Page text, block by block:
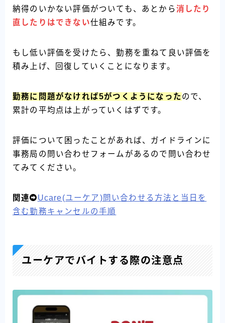
納得のいかない評価がついても、あとから消したり
直したりはできない仕組みです。
もし低い評価を受けたら、勤務を重ねて良い評価を
積み上げ、回復していくことになります。
勤務に問題がなければ5がつく ようになった ので、
累計の平均点は上がっていくはずです。
評価について困ったことがあれば、ガイドラインに
事務局の問い合わせフォームがあるので問い合わせ
てみてください。
関連
Ucare(ユーケア)問い合わせる方法と当日を
含む勤務キャンセルの手順
ユーケアでバイトする際の注意点